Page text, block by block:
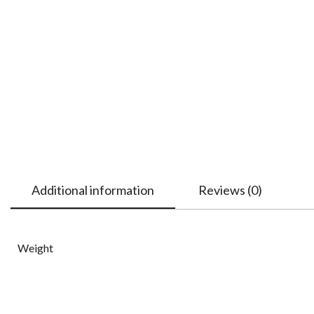
Additional information Reviews (0)
Weight